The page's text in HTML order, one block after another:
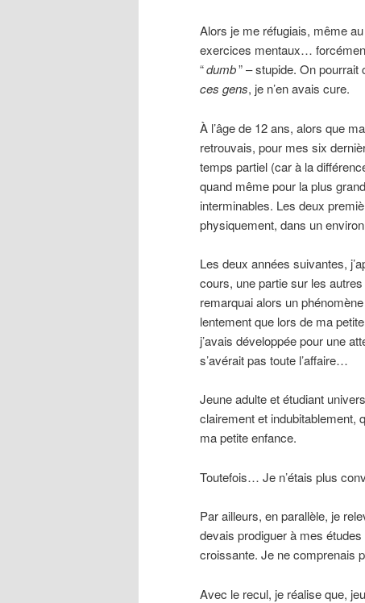
Alors je me réfugiais, même
exercices mentaux…
“dumb” – stupide. On
ces gens, je n’en avais cure.
À l’âge de 12 ans, alors que
retrouvais, pour mes six
temps partiel (car à la
quand même pour la plus
interminables. Les deux
physiquement, dans un
Les deux années suivantes,
cours, une partie sur les
remarquai alors un
lentement que lors de ma
j’avais développée pour une
s’avérait pas toute l’affaire…
Jeune adulte et étudiant
clairement et indubitablement,
ma petite enfance.
Toutefois… Je n’étais plus
Par ailleurs, en parallèle, je
devais prodiguer à mes
croissante. Je ne comprenais
Avec le recul, je réalise que,